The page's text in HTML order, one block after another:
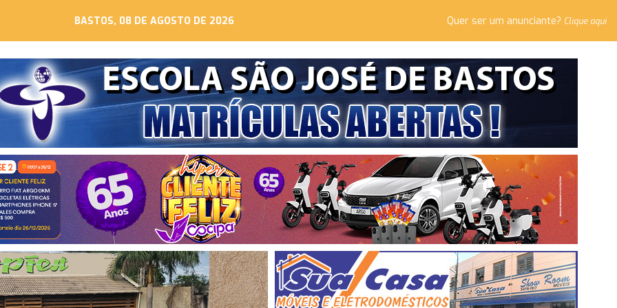
BASTOS, 08 DE AGOSTO DE 2026 Quer ser um anunciante? Clique aqui